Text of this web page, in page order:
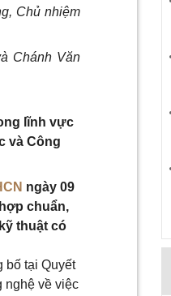
Chủ nhiệm
Chánh Văn
lĩnh vực
và Công
ngày 09
chuẩn,
thuật có
bố tại Quyết
nghệ về việc